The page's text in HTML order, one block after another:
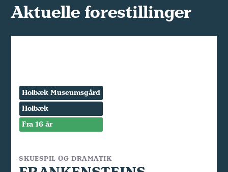
Aktuelle forestillinger
Holbæk Museumsgård
Holbæk
Fra 16 år
SKUESPIL OG DRAMATIK